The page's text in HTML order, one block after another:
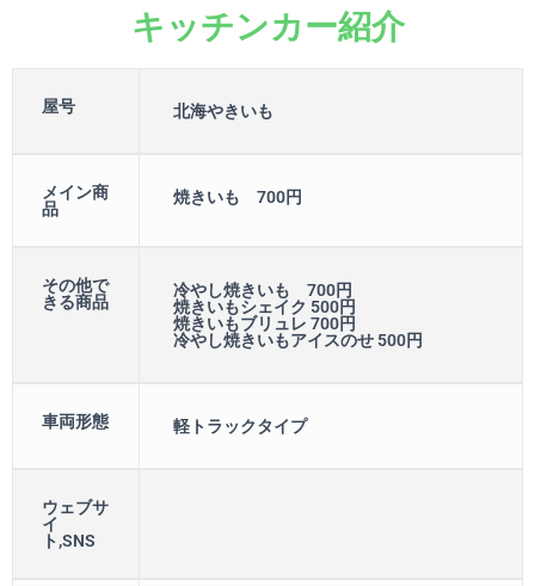
キッチンカー紹介
屋号 北海やきいも
メイン商
品
焼きいも 700円
その他で
きる商品
冷やし焼きいも 700円
焼きいもシェイク 500円
焼きいもブリュレ 700円
冷やし焼きいもアイスのせ 500円
車両形態 軽トラックタイプ
ウェブサ
イ
ト,SNS